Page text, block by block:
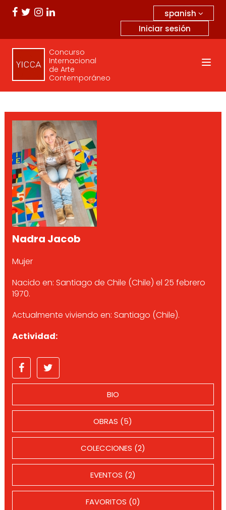
spanish
Iniciar sesión
Concurso
Internacional
de Arte
Contemporáneo
Nadra Jacob
Mujer
Nacido en: Santiago de Chile (Chile) el 25 febrero
1970.
Actualmente viviendo en: Santiago (Chile).
Actividad:
BIO
OBRAS (5)
COLECCIONES (2)
EVENTOS (2)
FAVORITOS (0)